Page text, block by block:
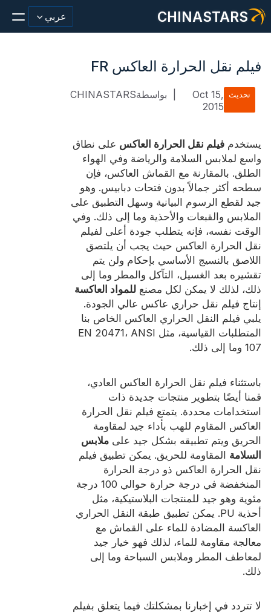
CHINASTARS عربي
مادة عاكسة/شريط
ملابس السلامة
يتوهج في المواد المظلمة
غسيل صناعي
حول تشاينا ستارز
منتج جديد
شهادة
فهرس
فيديو
اتصال
فيلم نقل الحرارة العاكس FR
تحديث Oct 15,
2015
بواسطةCHINASTARS
يستخدم فيلم نقل الحرارة العاكس على نطاق
واسع لملابس السلامة والرياضة وفي الهواء
الطلق. بالمقارنة مع القماش العاكس، فإن
سطحه أكثر جمالاً بدون فتحات دبابيس. وهو
جيد لقطع الرسوم البيانية وسهل التطبيق على
الملابس والقبعات والأحذية وما إلى ذلك. وفي
الوقت نفسه، فإنه يتطلب جودة أعلى لفيلم
نقل الحرارة العاكس حيث يجب أن يلتصق
اللاصق بالنسيج الأساسي بإحكام ولن يتم
تقشيره بعد الغسيل، التآكل والمطر وما إلى
ذلك، لذلك لا يمكن لكل مصنع للمواد العاكسة
إنتاج فيلم نقل حراري عاكس عالي الجودة.
يلبي فيلم النقل الحراري العاكس الخاص بنا
المتطلبات القياسية، مثل EN 20471، ANSI
107 وما إلى ذلك.
باستثناء فيلم نقل الحرارة العاكس العادي،
قمنا أيضًا بتطوير منتجات جديدة ذات
استخدامات محددة. يتمتع فيلم نقل الحرارة
العاكس المقاوم للهب بأداء جيد لمقاومة
الحريق ويتم تطبيقه بشكل جيد على ملابس
السلامة المقاومة للحريق. يمكن تطبيق فيلم
نقل الحرارة العاكس ذو درجة الحرارة
المنخفضة في درجة حرارة حوالي 100 درجة
مئوية وهو جيد للمنتجات البلاستيكية، مثل
أحذية PU. يمكن تطبيق طبقة النقل الحراري
العاكسة المضادة للماء على القماش مع
معالجة مقاومة للماء، لذلك فهو خيار جيد
لمعاطف المطر وملابس السباحة وما إلى
ذلك.
لا تتردد في إخبارنا بمشكلتك فيما يتعلق بفيلم